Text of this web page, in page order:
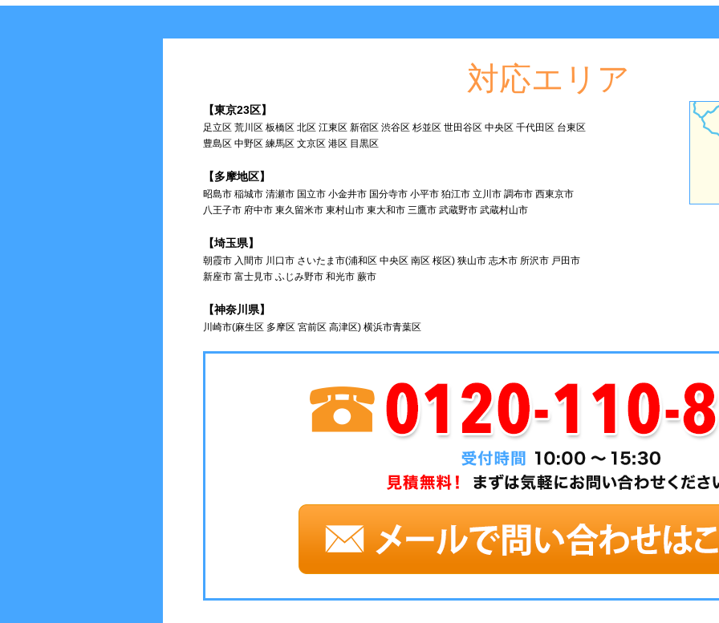
対応エリア
【東京23区】
足立区 荒川区 板橋区 北区 江東区 新宿区 渋谷区 杉並区 世田谷区 中央区 千代田区 台東区
豊島区 中野区 練馬区 文京区 港区 目黒区
【多摩地区】
昭島市 稲城市 清瀬市 国立市 小金井市 国分寺市 小平市 狛江市 立川市 調布市 西東京市
八王子市 府中市 東久留米市 東村山市 東大和市 三鷹市 武蔵野市 武蔵村山市
【埼玉県】
朝霞市 入間市 川口市 さいたま市(浦和区 中央区 南区 桜区) 狭山市 志木市 所沢市 戸田市
新座市 富士見市 ふじみ野市 和光市 蕨市
【神奈川県】
川崎市(麻生区 多摩区 宮前区 高津区) 横浜市青葉区